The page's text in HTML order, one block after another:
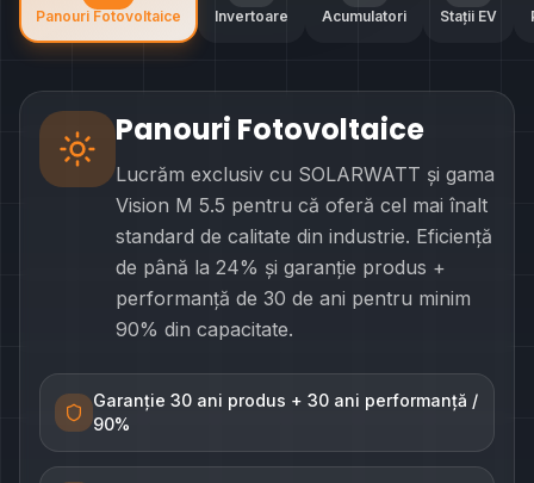
Panouri Fotovoltaice Invertoare Acumulatori Stații EV
Panouri Fotovoltaice
Lucrăm exclusiv cu SOLARWATT și gama
Vision M 5.5 pentru că oferă cel mai înalt
standard de calitate din industrie. Eficiență
de până la 24% și garanție produs +
performanță de 30 de ani pentru minim
90% din capacitate.
Garanție 30 ani produs + 30 ani performanță /
90%